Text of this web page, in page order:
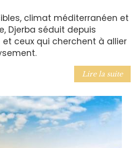
climat méditerranéen et
Djerba séduit depuis
ceux qui cherchent à allier
Lire la suite